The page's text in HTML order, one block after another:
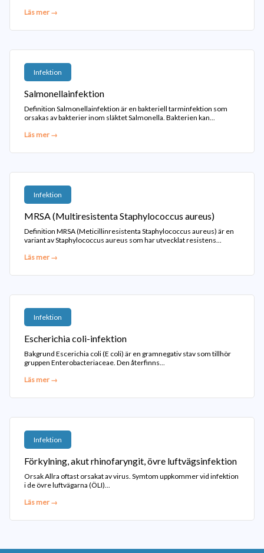
Läs mer →
Infektion
Salmonellainfektion
Definition Salmonellainfektion är en bakteriell tarminfektion som
orsakas av bakterier inom släktet Salmonella. Bakterien kan...
Läs mer →
Infektion
MRSA (Multiresistenta Staphylococcus aureus)
Definition MRSA (Meticillinresistenta Staphylococcus aureus) är en
variant av Staphylococcus aureus som har utvecklat resistens...
Läs mer →
Infektion
Escherichia coli-infektion
Bakgrund Escerichia coli (E coli) är en gramnegativ stav som tillhör
gruppen Enterobacteriaceae. Den återfinns...
Läs mer →
Infektion
Förkylning, akut rhinofaryngit, övre luftvägsinfektion
Orsak Allra oftast orsakat av virus. Symtom uppkommer vid infektion
i de övre luftvägarna (ÖLI)...
Läs mer →